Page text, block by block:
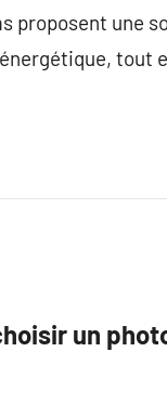
proposent une
tout
un